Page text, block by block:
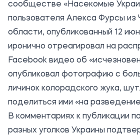
сообществе «Насекомые
пользователя Алекса Фурсы из
области, опубликованный 12
иронично отреагировал на
Facebook видео об
опубликовал фотографию с
личинок колорадского жука,
поделиться ими «на
В комментариях к публикации
разных уголков Украины